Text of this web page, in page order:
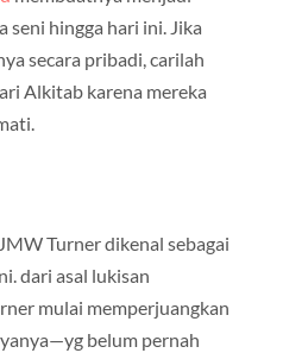
hingga hari ini. Jika
secara pribadi, carilah
Alkitab karena mereka
Turner dikenal sebagai
dari asal lukisan
mulai memperjuangkan
belum pernah